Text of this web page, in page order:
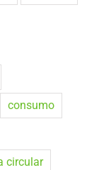
consumo
circular